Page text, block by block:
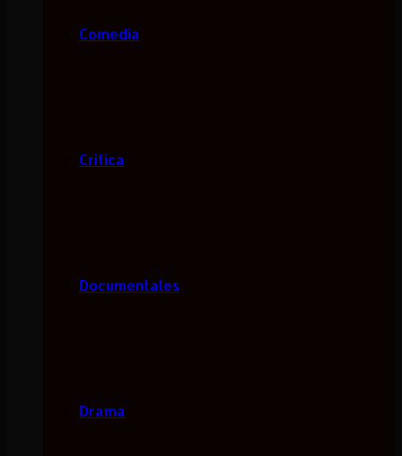
Comedia
Critica
Documentales
Drama